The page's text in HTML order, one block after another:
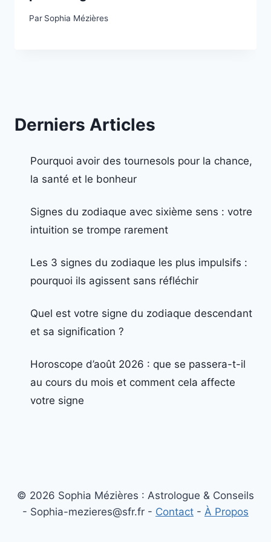
Par Sophia Mézières
Derniers Articles
Pourquoi avoir des tournesols pour la chance,
la santé et le bonheur
Signes du zodiaque avec sixième sens : votre
intuition se trompe rarement
Les 3 signes du zodiaque les plus impulsifs :
pourquoi ils agissent sans réfléchir
Quel est votre signe du zodiaque descendant
et sa signification ?
Horoscope d’août 2026 : que se passera-t-il
au cours du mois et comment cela affecte
votre signe
© 2026 Sophia Mézières : Astrologue & Conseils
- Sophia-mezieres@sfr.fr - Contact - À Propos